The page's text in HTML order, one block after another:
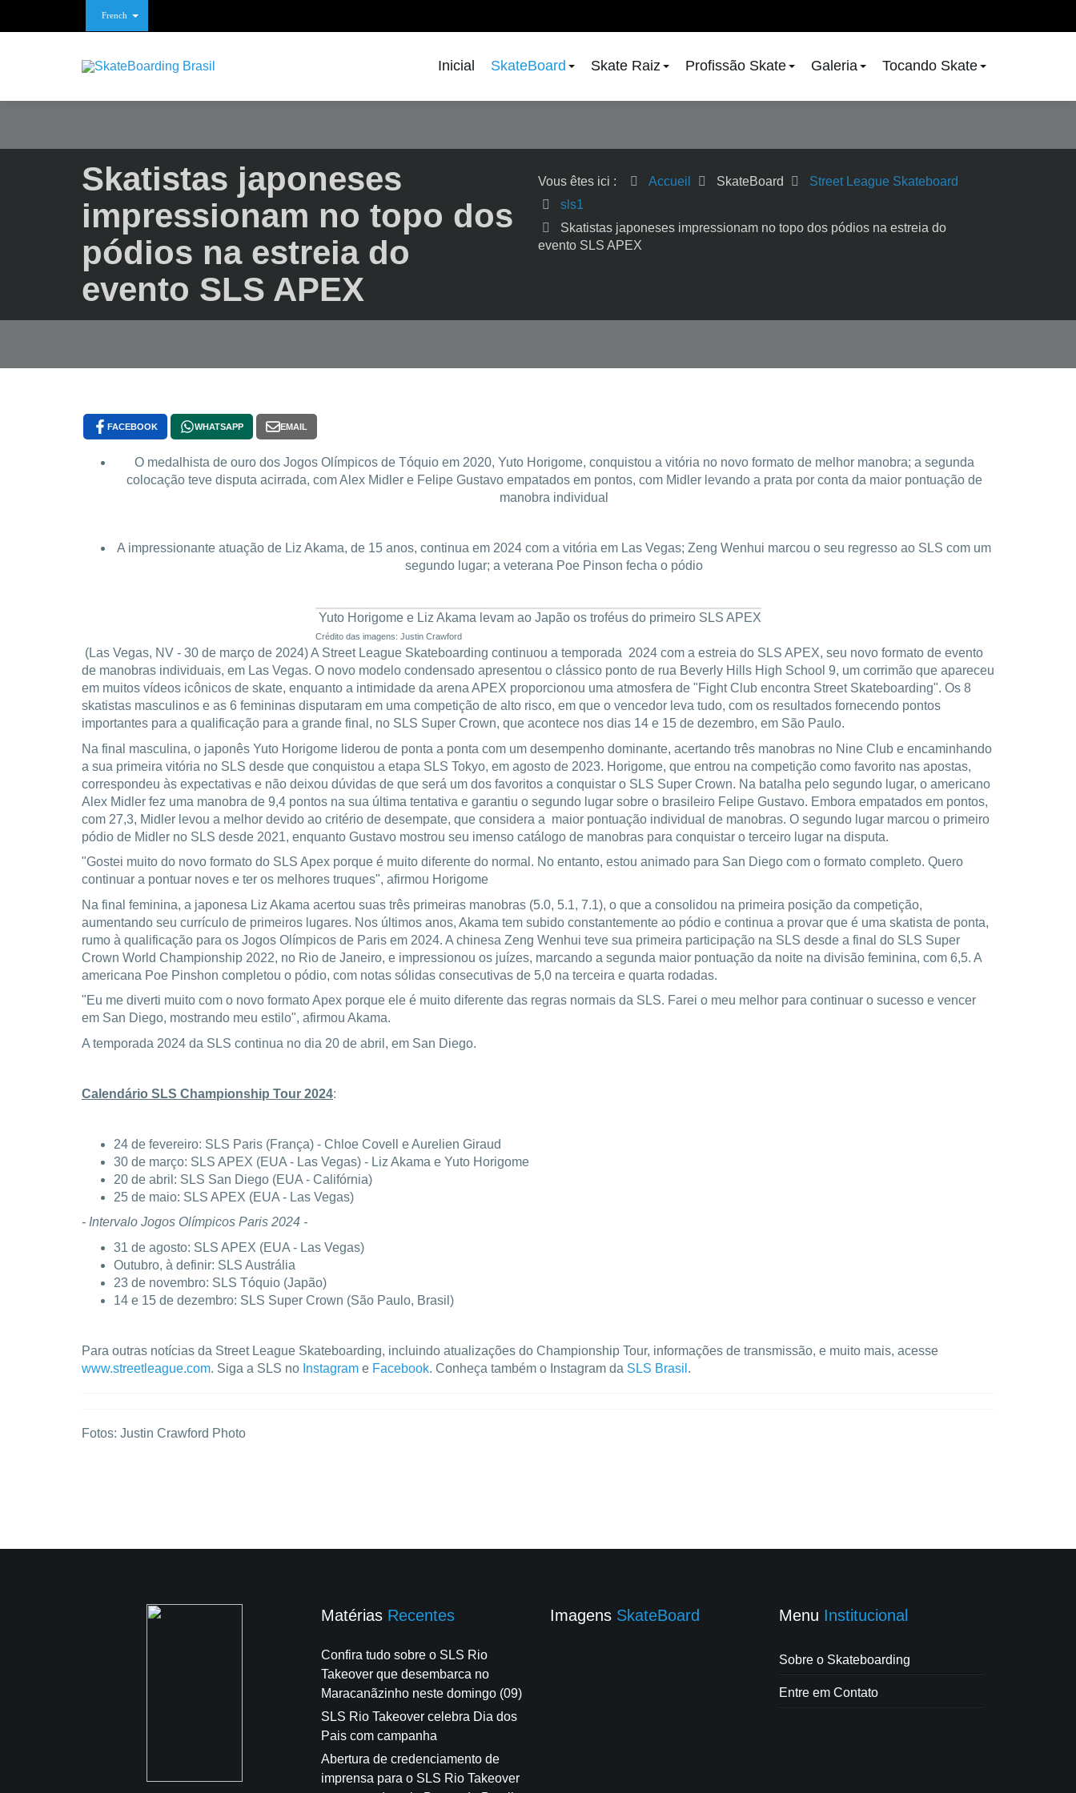
French
Inicial SkateBoard Skate Raiz Profissão Skate Galeria Tocando Skate
Skatistas japoneses
impressionam no topo dos
pódios na estreia do
evento SLS APEX
Vous êtes ici : Accueil SkateBoard
Street League Skateboard
sls1
Skatistas japoneses impressionam no topo dos pódios na estreia do
evento SLS APEX
FACEBOOK WHATSAPP EMAIL
O medalhista de ouro dos Jogos Olímpicos de Tóquio em 2020, Yuto Horigome, conquistou a vitória no novo formato de melhor manobra; a segunda
colocação teve disputa acirrada, com Alex Midler e Felipe Gustavo empatados em pontos, com Midler levando a prata por conta da maior pontuação de
manobra individual
A impressionante atuação de Liz Akama, de 15 anos, continua em 2024 com a vitória em Las Vegas; Zeng Wenhui marcou o seu regresso ao SLS com um
segundo lugar; a veterana Poe Pinson fecha o pódio
Yuto Horigome e Liz Akama levam ao Japão os troféus do primeiro SLS APEX
Crédito das imagens: Justin Crawford
(Las Vegas, NV - 30 de março de 2024) A Street League Skateboarding continuou a temporada 2024 com a estreia do SLS APEX, seu novo formato de evento
de manobras individuais, em Las Vegas. O novo modelo condensado apresentou o clássico ponto de rua Beverly Hills High School 9, um corrimão que apareceu
em muitos vídeos icônicos de skate, enquanto a intimidade da arena APEX proporcionou uma atmosfera de "Fight Club encontra Street Skateboarding". Os 8
skatistas masculinos e as 6 femininas disputaram em uma competição de alto risco, em que o vencedor leva tudo, com os resultados fornecendo pontos
importantes para a qualificação para a grande final, no SLS Super Crown, que acontece nos dias 14 e 15 de dezembro, em São Paulo.
Na final masculina, o japonês Yuto Horigome liderou de ponta a ponta com um desempenho dominante, acertando três manobras no Nine Club e encaminhando
a sua primeira vitória no SLS desde que conquistou a etapa SLS Tokyo, em agosto de 2023. Horigome, que entrou na competição como favorito nas apostas,
correspondeu às expectativas e não deixou dúvidas de que será um dos favoritos a conquistar o SLS Super Crown. Na batalha pelo segundo lugar, o americano
Alex Midler fez uma manobra de 9,4 pontos na sua última tentativa e garantiu o segundo lugar sobre o brasileiro Felipe Gustavo. Embora empatados em pontos,
com 27,3, Midler levou a melhor devido ao critério de desempate, que considera a maior pontuação individual de manobras. O segundo lugar marcou o primeiro
pódio de Midler no SLS desde 2021, enquanto Gustavo mostrou seu imenso catálogo de manobras para conquistar o terceiro lugar na disputa.
"Gostei muito do novo formato do SLS Apex porque é muito diferente do normal. No entanto, estou animado para San Diego com o formato completo. Quero
continuar a pontuar noves e ter os melhores truques", afirmou Horigome
Na final feminina, a japonesa Liz Akama acertou suas três primeiras manobras (5.0, 5.1, 7.1), o que a consolidou na primeira posição da competição,
aumentando seu currículo de primeiros lugares. Nos últimos anos, Akama tem subido constantemente ao pódio e continua a provar que é uma skatista de ponta,
rumo à qualificação para os Jogos Olímpicos de Paris em 2024. A chinesa Zeng Wenhui teve sua primeira participação na SLS desde a final do SLS Super
Crown World Championship 2022, no Rio de Janeiro, e impressionou os juízes, marcando a segunda maior pontuação da noite na divisão feminina, com 6,5. A
americana Poe Pinshon completou o pódio, com notas sólidas consecutivas de 5,0 na terceira e quarta rodadas.
"Eu me diverti muito com o novo formato Apex porque ele é muito diferente das regras normais da SLS. Farei o meu melhor para continuar o sucesso e vencer
em San Diego, mostrando meu estilo", afirmou Akama.
A temporada 2024 da SLS continua no dia 20 de abril, em San Diego.
Calendário SLS Championship Tour 2024:
24 de fevereiro: SLS Paris (França) - Chloe Covell e Aurelien Giraud
30 de março: SLS APEX (EUA - Las Vegas) - Liz Akama e Yuto Horigome
20 de abril: SLS San Diego (EUA - Califórnia)
25 de maio: SLS APEX (EUA - Las Vegas)
- Intervalo Jogos Olímpicos Paris 2024 -
31 de agosto: SLS APEX (EUA - Las Vegas)
Outubro, à definir: SLS Austrália
23 de novembro: SLS Tóquio (Japão)
14 e 15 de dezembro: SLS Super Crown (São Paulo, Brasil)
Para outras notícias da Street League Skateboarding, incluindo atualizações do Championship Tour, informações de transmissão, e muito mais, acesse
www.streetleague.com. Siga a SLS no Instagram e Facebook. Conheça também o Instagram da SLS Brasil .
Fotos: Justin Crawford Photo
Matérias Recentes
Confira tudo sobre o SLS Rio
Takeover que desembarca no
Maracanãzinho neste domingo (09)
SLS Rio Takeover celebra Dia dos
Pais com campanha
Abertura de credenciamento de
imprensa para o SLS Rio Takeover
Imagens SkateBoard Menu Institucional
Sobre o Skateboarding
Entre em Contato